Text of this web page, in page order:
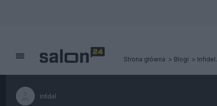
Strona główna Blogi Infidel.
Infidel.